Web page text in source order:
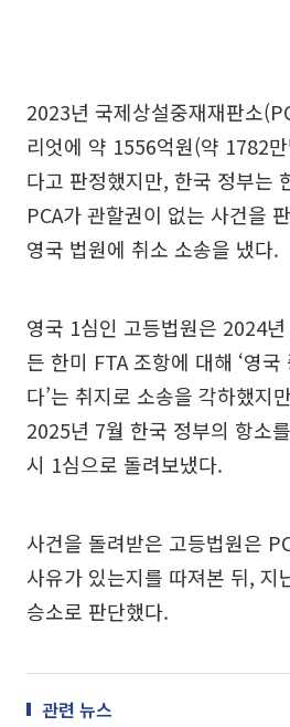
2023년 국제상설중재재판소
리엇에 약 1556억원(약 1782
다고 판정했지만, 한국 정부는
PCA가 관할권이 없는 사건을
영국 법원에 취소 소송을 냈다.
영국 1심인 고등법원은 2024
든 한미 FTA 조항에 대해 ‘영
다’는 취지로 소송을 각하했지
2025년 7월 한국 정부의 항소
시 1심으로 돌려보냈다.
사건을 돌려받은 고등법원은
사유가 있는지를 따져본 뒤, 지
승소로 판단했다.
관련 뉴스